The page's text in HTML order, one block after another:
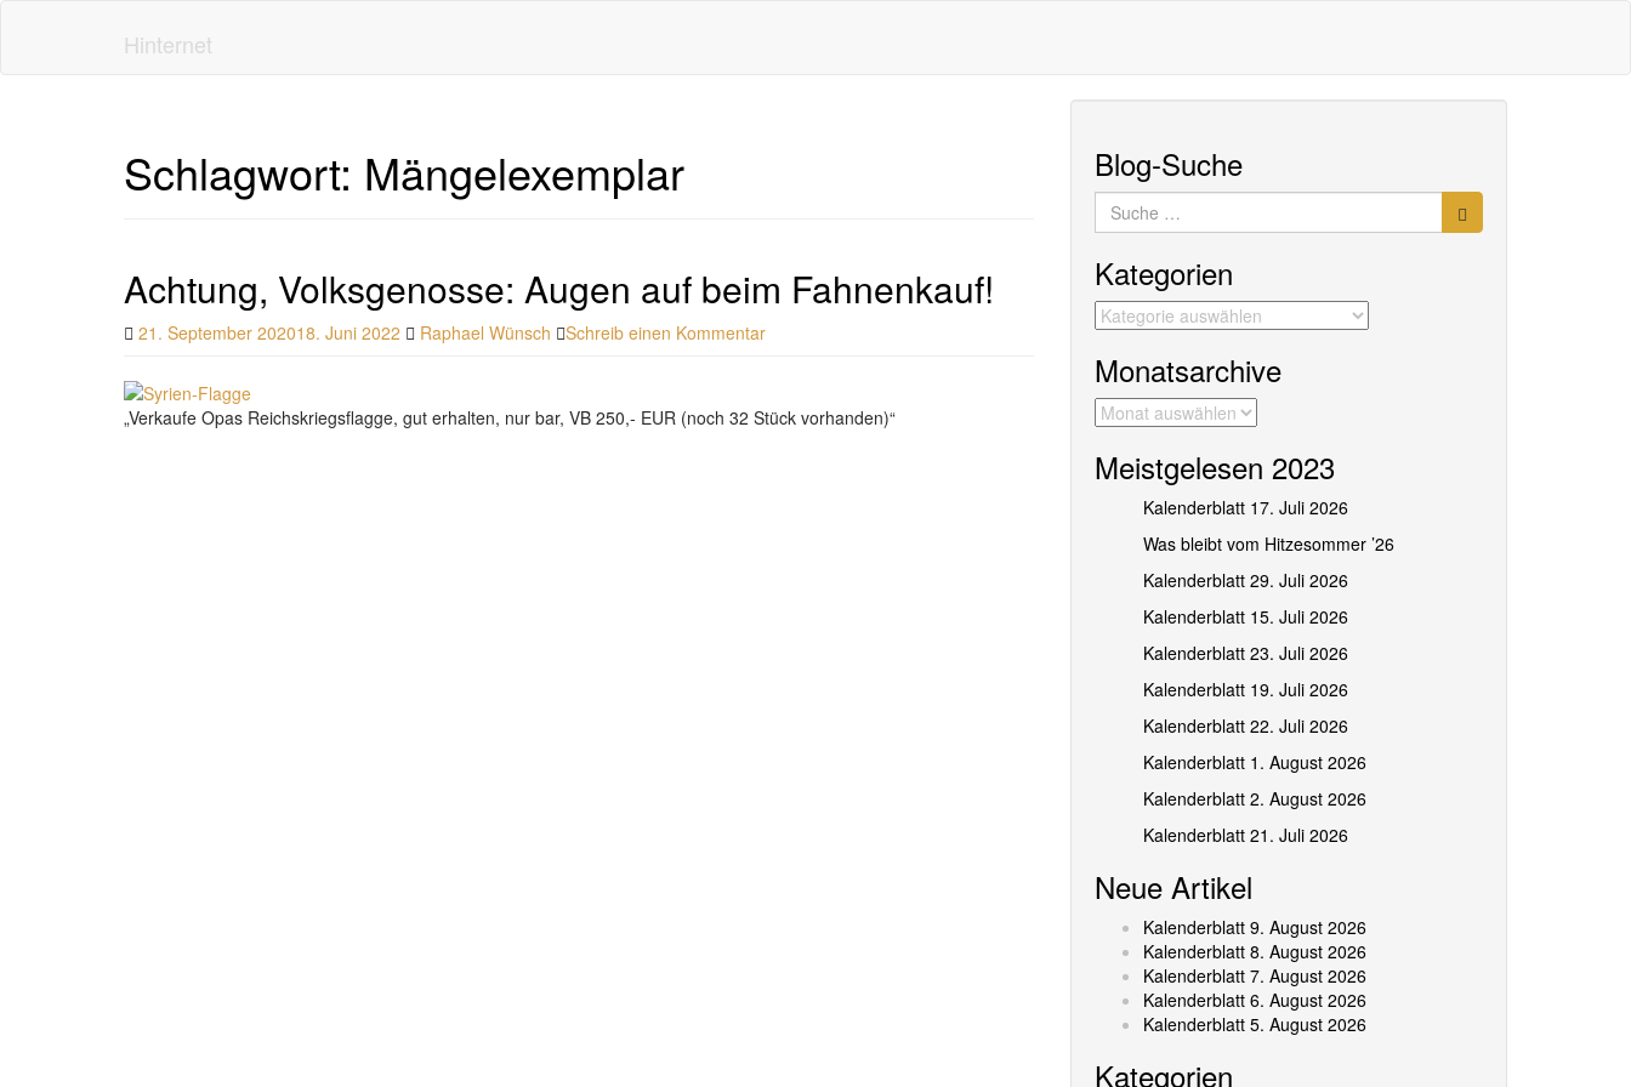
Hinternet
Schlagwort: Mängelexemplar
Achtung, Volksgenosse: Augen auf beim Fahnenkauf!
21. September 202018. Juni 2022 Raphael Wünsch Schreib einen Kommentar
„Verkaufe Opas Reichskriegsflagge, gut erhalten, nur bar, VB 250,- EUR (noch 32 Stück vorhanden)“
Blog-Suche
Suche
nach:
Kategorien
Kategorien
Monatsarchive
Monatsarchive
Meistgelesen 2023
Kalenderblatt 17. Juli 2026
Was bleibt vom Hitzesommer ’26
Kalenderblatt 29. Juli 2026
Kalenderblatt 15. Juli 2026
Kalenderblatt 23. Juli 2026
Kalenderblatt 19. Juli 2026
Kalenderblatt 22. Juli 2026
Kalenderblatt 1. August 2026
Kalenderblatt 2. August 2026
Kalenderblatt 21. Juli 2026
Neue Artikel
Kalenderblatt 9. August 2026
Kalenderblatt 8. August 2026
Kalenderblatt 7. August 2026
Kalenderblatt 6. August 2026
Kalenderblatt 5. August 2026
Kategorien